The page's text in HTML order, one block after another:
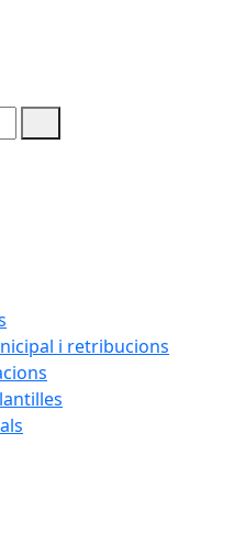
i retribucions